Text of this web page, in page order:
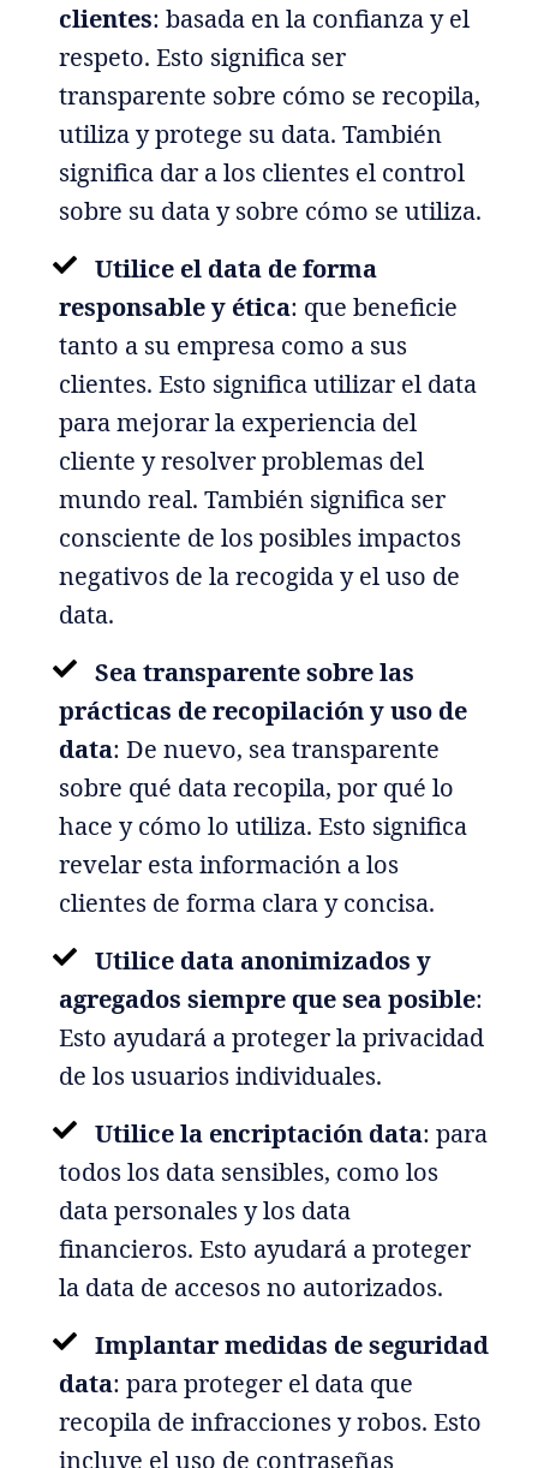
clientes: basada en la confianza y el
respeto. Esto significa ser
transparente sobre cómo se recopila,
utiliza y protege su data. También
significa dar a los clientes el control
sobre su data y sobre cómo se utiliza.
Utilice el data de forma
responsable y ética: que beneficie
tanto a su empresa como a sus
clientes. Esto significa utilizar el data
para mejorar la experiencia del
cliente y resolver problemas del
mundo real. También significa ser
consciente de los posibles impactos
negativos de la recogida y el uso de
data.
Sea transparente sobre las
prácticas de recopilación y uso de
data: De nuevo, sea transparente
sobre qué data recopila, por qué lo
hace y cómo lo utiliza. Esto significa
revelar esta información a los
clientes de forma clara y concisa.
Utilice data anonimizados y
agregados siempre que sea posible:
Esto ayudará a proteger la privacidad
de los usuarios individuales.
Utilice la encriptación data: para
todos los data sensibles, como los
data personales y los data
financieros. Esto ayudará a proteger
la data de accesos no autorizados.
Implantar medidas de seguridad
data: para proteger el data que
recopila de infracciones y robos. Esto
incluye el uso de contraseñas